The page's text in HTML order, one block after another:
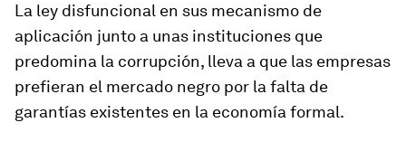
La ley disfuncional en sus mecanismo de
aplicación junto a unas instituciones que
predomina la corrupción, lleva a que las empresas
prefieran el mercado negro por la falta de
garantías existentes en la economía formal.